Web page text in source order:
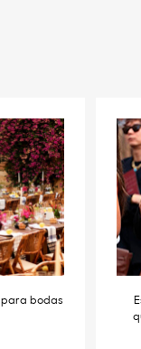
bodas